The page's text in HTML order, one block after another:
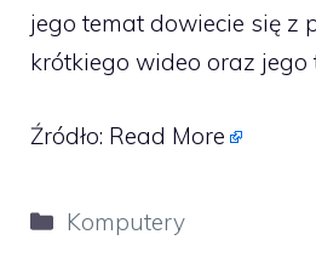
jego temat dowiecie się z
krótkiego wideo oraz jego
Źródło: Read More
Kategorie
Komputery